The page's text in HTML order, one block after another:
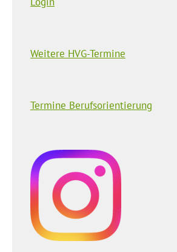
Weitere HVG-Termine
Termine Berufsorientierung